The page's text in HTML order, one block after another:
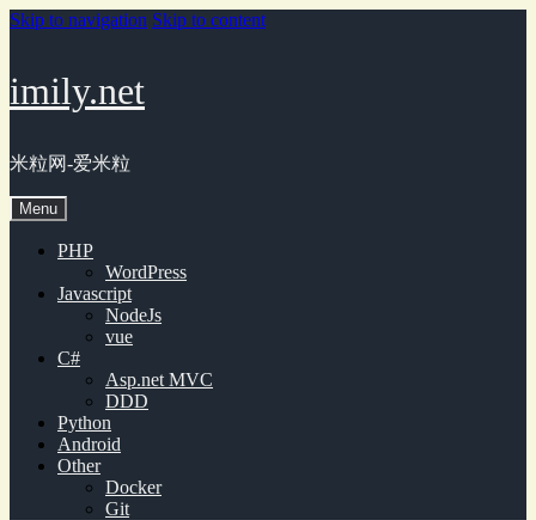
Skip to navigation Skip to content
imily.net
米粒网-爱米粒
Menu
PHP
WordPress
Javascript
NodeJs
vue
C#
Asp.net MVC
DDD
Python
Android
Other
Docker
Git